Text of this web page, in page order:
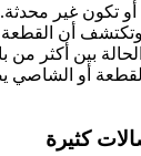
أو تكون غير محدثة.
أن القطعة
بين أكثر من
أو
كثيرة